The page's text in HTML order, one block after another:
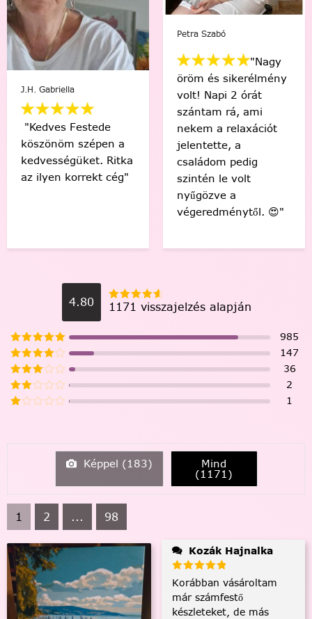
Viki Vas-Lukács
"Kedvenc egyéni
számfestőmmel 🥰
tökéletes lett,
élmény volt minden
egyes ecsetvonás!
Köszönöm Festede!
Mikus Bernadett
"Minden percében
egy igazi festő
“művésznek”
éreztem magam.
Soha nem hittem
volna, hogy egy ilyen
alkotást festéssel
meg tudok csinálni.
🙂"
4.80 1171 visszajelzés alapján
985
147
36
2
1
Képpel (183) Mind
(1171)
1 2 ... 98
Kozák Hajnalka
Korábban vásároltam
már számfestő
készleteket, de más